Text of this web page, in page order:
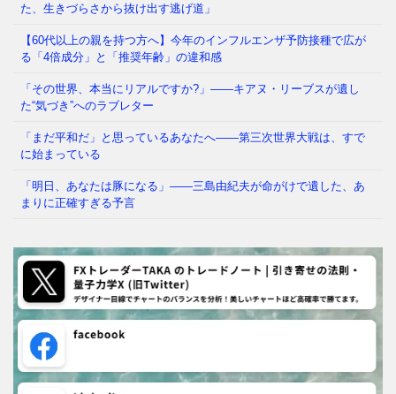
た、生きづらさから抜け出す逃げ道」
【60代以上の親を持つ方へ】今年のインフルエンザ予防接種で広が
る「4倍成分」と「推奨年齢」の違和感
「その世界、本当にリアルですか?」——キアヌ・リーブスが遺し
た“気づき”へのラブレター
「まだ平和だ」と思っているあなたへ——第三次世界大戦は、すで
に始まっている
「明日、あなたは豚になる」——三島由紀夫が命がけで遺した、あ
まりに正確すぎる予言